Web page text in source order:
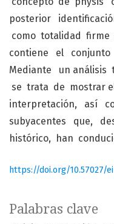
Palabras clave
posterior
como totalidad
contiene el
Mediante un análisis
se trata de mostrar
interpretación, así
subyacentes que,
histórico, han
https://doi.org/10.57027/